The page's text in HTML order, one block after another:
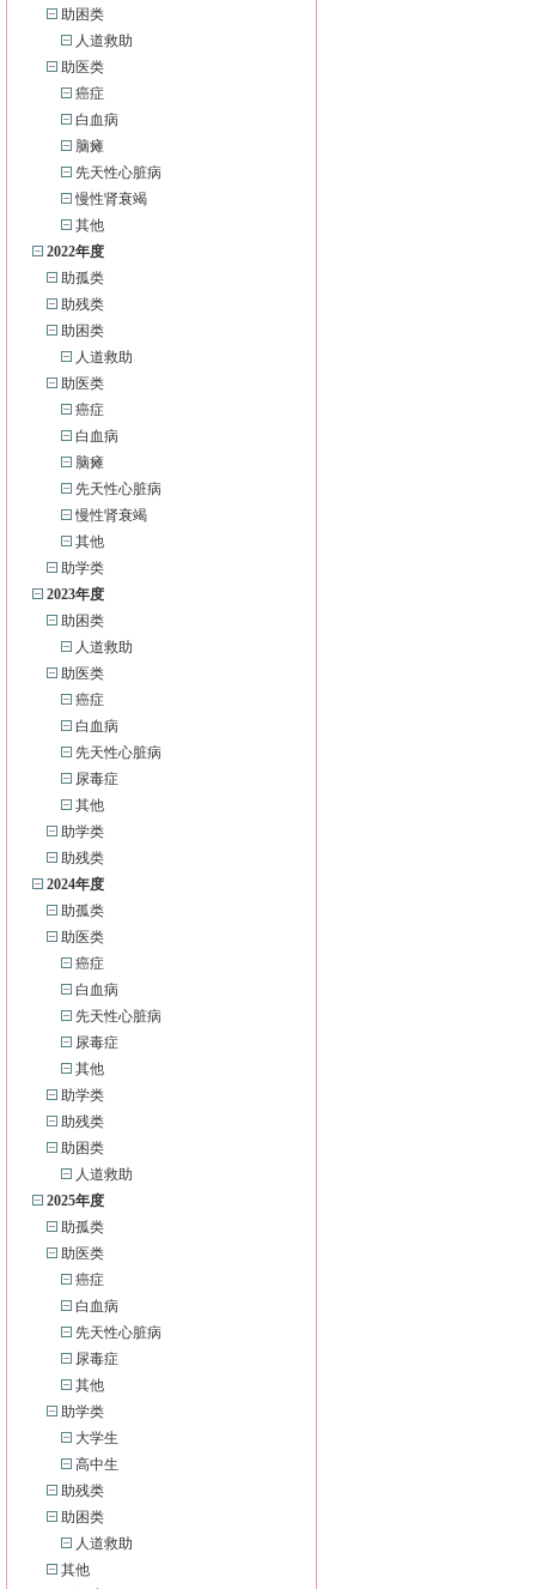
助困类
人道救助
助医类
癌症
白血病
脑瘫
先天性心脏病
慢性肾衰竭
其他
2022年度
助孤类
助残类
助困类
人道救助
助医类
癌症
白血病
脑瘫
先天性心脏病
慢性肾衰竭
其他
助学类
2023年度
助困类
人道救助
助医类
癌症
白血病
先天性心脏病
尿毒症
其他
助学类
助残类
2024年度
助孤类
助医类
癌症
白血病
先天性心脏病
尿毒症
其他
助学类
助残类
助困类
人道救助
2025年度
助孤类
助医类
癌症
白血病
先天性心脏病
尿毒症
其他
助学类
大学生
高中生
助残类
助困类
人道救助
其他